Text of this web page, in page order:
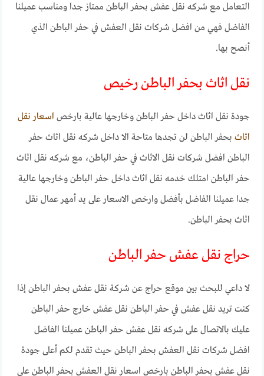
التعامل مع شركه نقل عفش بحفر الباطن ممتاز جدا ومناسب عميلنا
الفاضل فهي من افضل شركات نقل العفش في حفر الباطن الذي
أنصح بها.
نقل اثاث بحفر الباطن رخيص
جودة نقل اثاث داخل حفر الباطن وخارجها عالية بارخص اسعار نقل
اثاث بحفر الباطن لن تجدها متاحة الا داخل شركه نقل اثاث حفر
الباطن افضل شركات نقل الاثاث في حفر الباطن، مع شركه نقل اثاث
حفر الباطن امتلك خدمه نقل اثاث داخل حفر الباطن وخارجها عالية
جدا عميلنا الفاضل بأفضل وارخص الاسعار على يد أمهر عمال نقل
اثاث بحفر الباطن.
حراج نقل عفش حفر الباطن
لا داعي للبحث بين موقع حراج عن شركة نقل عفش بحفر الباطن إذا
كنت تريد نقل عفش في حفر الباطن نقل عفش خارج حفر الباطن
عليك بالاتصال على شركه نقل عفش حفر الباطن عميلنا الفاضل
افضل شركات نقل العفش بحفر الباطن حيث تقدم لكم أعلى جودة
نقل عفش بحفر الباطن بارخص اسعار نقل العفش بحفر الباطن على